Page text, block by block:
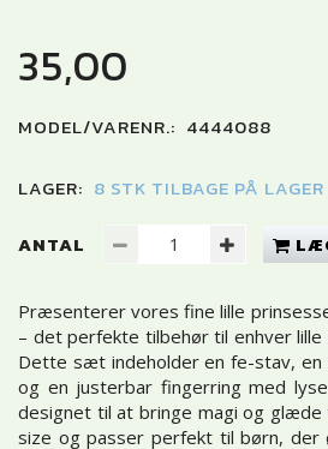
35,00
MODEL/VARENR.: 4444088
LAGER: 8 STK TILBAGE PÅ LAGER
ANTAL
Præsenterer vores fine lille
– det perfekte tilbehør til enhver
Dette sæt indeholder en fe-stav, en
og en justerbar fingerring med
designet til at bringe magi og
size og passer perfekt til børn, der